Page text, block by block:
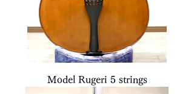
Model Rugeri 5 strings